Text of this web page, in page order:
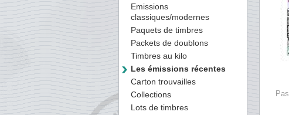
Emissions
classiques/modernes
Paquets de timbres
Packets de doublons
Timbres au kilo
Les émissions récentes
Carton trouvailles
Collections
Lots de timbres